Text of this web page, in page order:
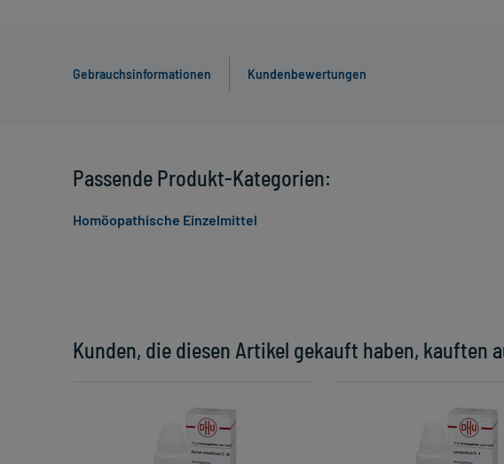
Gebrauchsinformationen Kundenbewertungen
Kunden, die diesen Artikel gekauft haben, kauften
Passende Produkt-Kategorien:
Homöopathische Einzelmittel